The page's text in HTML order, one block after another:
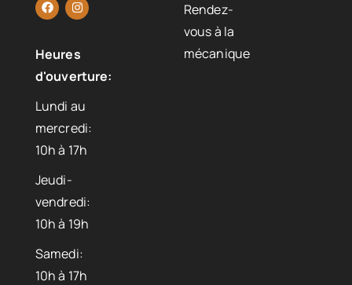
Heures
d'ouverture:
Lundi au
mercredi:
10h à 17h
Jeudi-
vendredi:
10h à 19h
Samedi:
10h à 17h
Rendez-
vous à la
mécanique